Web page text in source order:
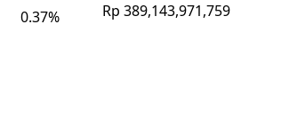
0.37% Rp 389,143,971,759